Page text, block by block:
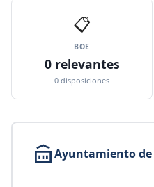
📋
BOE
0 relevantes
0 disposiciones
Ayuntamiento de